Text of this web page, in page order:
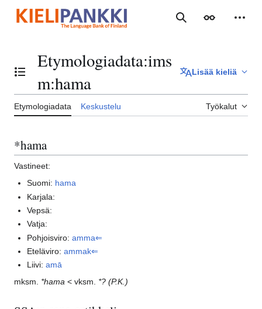
sisältöön
Haku Ulkoasu
Vaihda sisällysluettelo
Etymologiadata:ims
m:hama
Lisää kieliä
Etymologiadata Keskustelu Työkalut
*hama
Vastineet:
Suomi: hama
Karjala:
Vepsä:
Vatja:
Pohjoisviro:amma⇐
Eteläviro:ammak⇐
Liivi:amā
mksm. *hama < vksm. *? (P.K.)